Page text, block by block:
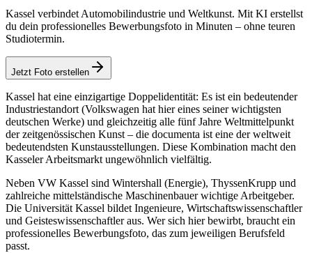
Kassel verbindet Automobilindustrie und Weltkunst. Mit KI erstellst
du dein professionelles Bewerbungsfoto in Minuten – ohne teuren
Studiotermin.
Jetzt Foto erstellen
Kassel hat eine einzigartige Doppelidentität: Es ist ein bedeutender
Industriestandort (Volkswagen hat hier eines seiner wichtigsten
deutschen Werke) und gleichzeitig alle fünf Jahre Weltmittelpunkt
der zeitgenössischen Kunst – die documenta ist eine der weltweit
bedeutendsten Kunstausstellungen. Diese Kombination macht den
Kasseler Arbeitsmarkt ungewöhnlich vielfältig.
Neben VW Kassel sind Wintershall (Energie), ThyssenKrupp und
zahlreiche mittelständische Maschinenbauer wichtige Arbeitgeber.
Die Universität Kassel bildet Ingenieure, Wirtschaftswissenschaftler
und Geisteswissenschaftler aus. Wer sich hier bewirbt, braucht ein
professionelles Bewerbungsfoto, das zum jeweiligen Berufsfeld
passt.